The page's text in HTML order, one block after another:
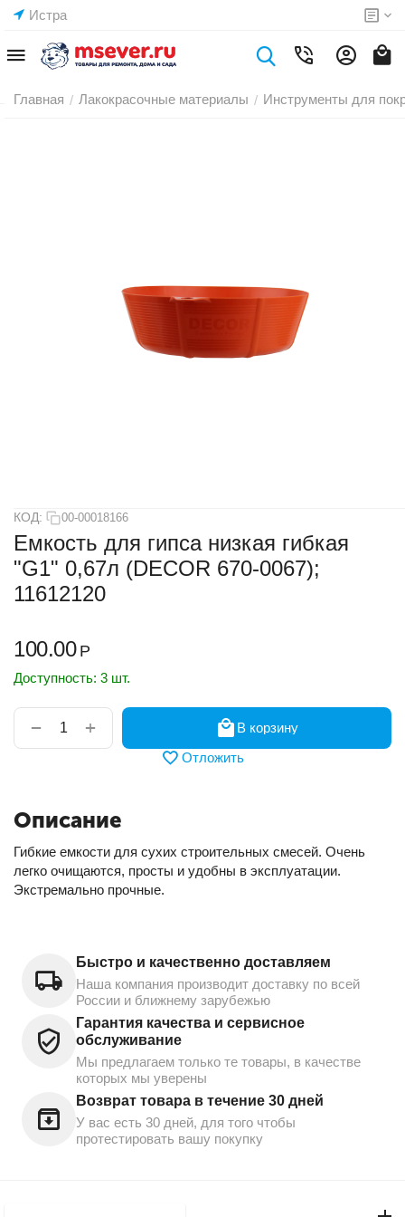
Истра
Главная / Лакокрасочные материалы / Инструменты для
КОД: 00-00018166
Емкость для гипса низкая гибкая
"G1" 0,67л (DЕCOR 670-0067);
11612120
100.00 Р
Доступность: 3 шт.
+
−
В корзину
Отложить
Описание
Гибкие емкости для сухих строительных смесей. Очень
легко очищаются, просты и удобны в эксплуатации.
Экстремально прочные.
Быстро и качественно доставляем
Наша компания производит доставку по всей
России и ближнему зарубежью
Гарантия качества и сервисное
обслуживание
Мы предлагаем только те товары, в качестве
которых мы уверены
Возврат товара в течение 30 дней
У вас есть 30 дней, для того чтобы
протестировать вашу покупку